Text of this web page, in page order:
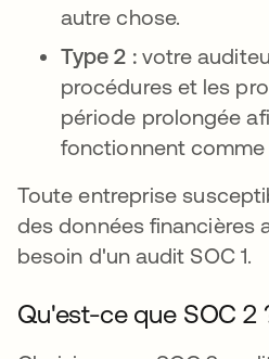
autre chose.
Type 2 : votre
procédures et les
période prolongée
fonctionnent comme
Toute entreprise
des données financières
besoin d'un audit SOC 1.
Qu'est-ce que SOC 2